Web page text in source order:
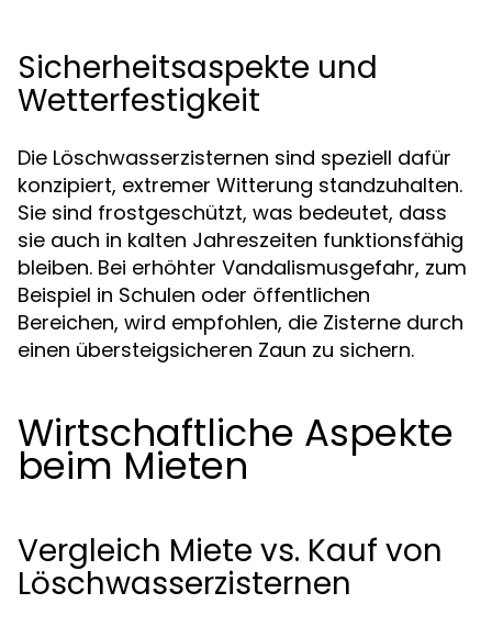
Sicherheitsaspekte und
Wetterfestigkeit
Die Löschwasserzisternen sind speziell dafür
konzipiert, extremer Witterung standzuhalten.
Sie sind frostgeschützt, was bedeutet, dass
sie auch in kalten Jahreszeiten funktionsfähig
bleiben. Bei erhöhter Vandalismusgefahr, zum
Beispiel in Schulen oder öffentlichen
Bereichen, wird empfohlen, die Zisterne durch
einen übersteigsicheren Zaun zu sichern.
Wirtschaftliche Aspekte
beim Mieten
Vergleich Miete vs. Kauf von
Löschwasserzisternen